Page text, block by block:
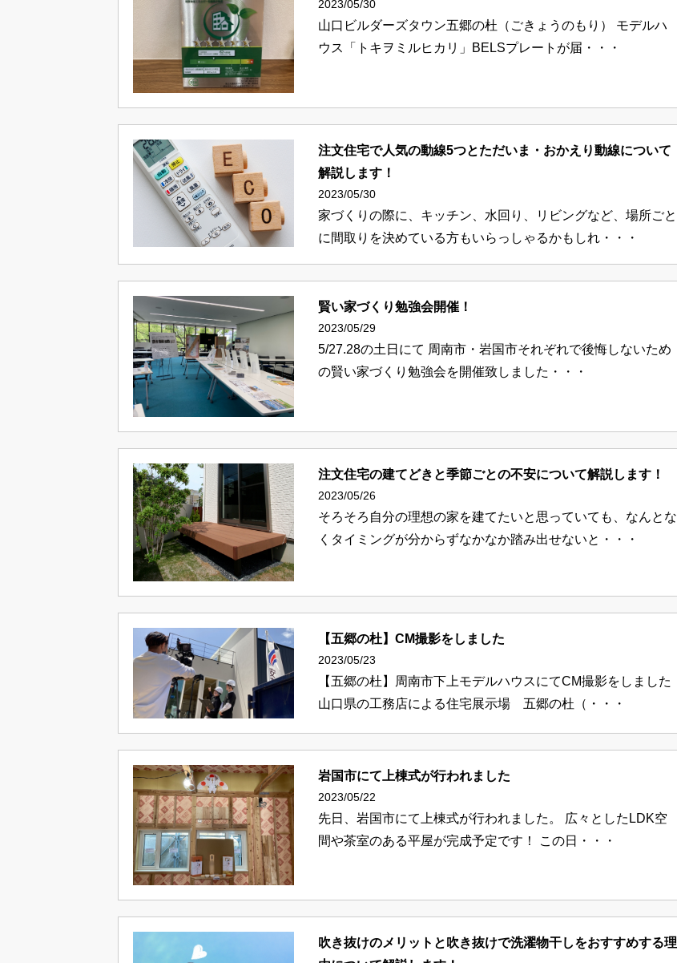
2023/05/30
山口ビルダーズタウン五郷の杜（ごきょうのもり） モデルハ
ウス「トキヲミルヒカリ」BELSプレートが届・・・
注文住宅で人気の動線5つとただいま・おかえり動線について
解説します！
2023/05/30
家づくりの際に、キッチン、水回り、リビングなど、場所ごと
に間取りを決めている方もいらっしゃるかもしれ・・・
賢い家づくり勉強会開催！
2023/05/29
5/27.28の土日にて 周南市・岩国市それぞれで後悔しないため
の賢い家づくり勉強会を開催致しました・・・
注文住宅の建てどきと季節ごとの不安について解説します！
2023/05/26
そろそろ自分の理想の家を建てたいと思っていても、なんとな
くタイミングが分からずなかなか踏み出せないと・・・
【五郷の杜】CM撮影をしました
2023/05/23
【五郷の杜】周南市下上モデルハウスにてCM撮影をしました
山口県の工務店による住宅展示場 五郷の杜（・・・
岩国市にて上棟式が行われました
2023/05/22
先日、岩国市にて上棟式が行われました。 広々としたLDK空
間や茶室のある平屋が完成予定です！ この日・・・
吹き抜けのメリットと吹き抜けで洗濯物干しをおすすめする理